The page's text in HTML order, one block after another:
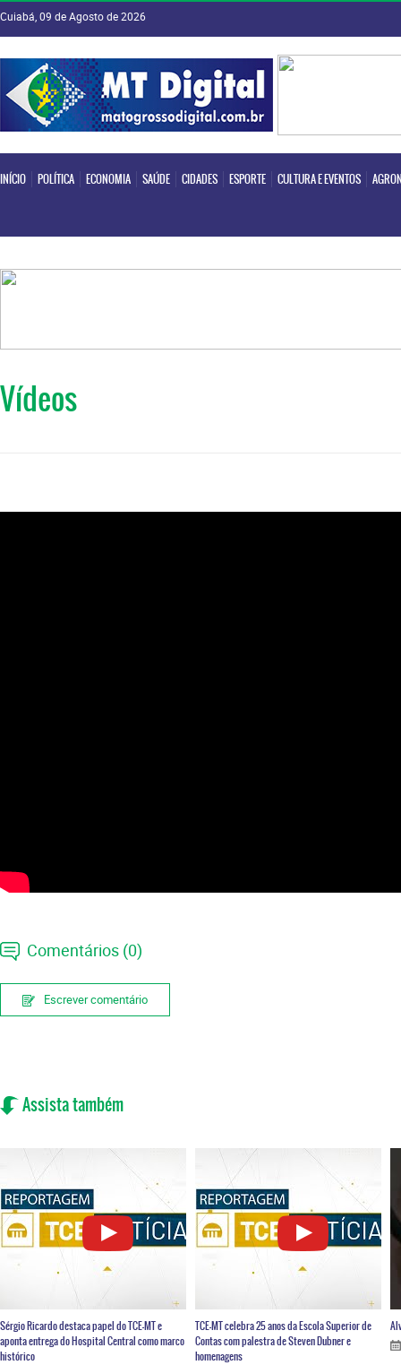
Cuiabá, 09 de Agosto de 2026
INÍCIO POLÍTICA ECONOMIA SAÚDE CIDADES ESPORTE CULTURA E EVENTOS
INÍCIO POLÍTICA ECONOMIA SAÚDE
Vídeos
Comentários (0)
Escrever comentário
Assista também
Sérgio Ricardo destaca papel do TCE-MT e
aponta entrega do Hospital Central como marco
histórico
TCE-MT celebra 25 anos da Escola Superior de
Contas com palestra de Steven Dubner e
homenagens